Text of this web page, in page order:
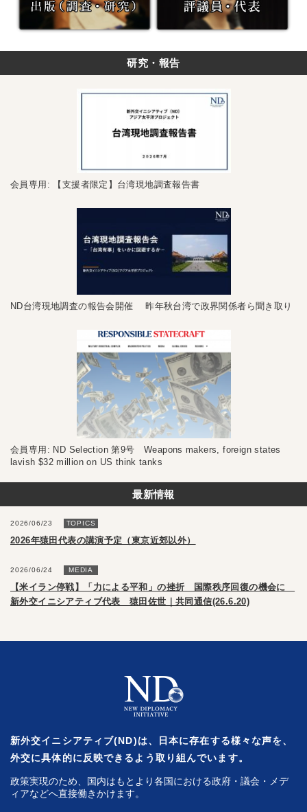
研究・報告
会員専用: 【支援者限定】台湾現地調査報告書
ND台湾現地調査の報告会開催 昨年秋台湾で政界関係者ら聞き取り
会員専用: ND Selection 第9号 Weapons makers, foreign states
lavish $32 million on US think tanks
最新情報
2026/06/23 TOPICS
2026年猿田代表の講演予定（東京近郊以外）
2026/06/24 MEDIA
【米イラン停戦】「力による平和」の挫折 国際秩序回復の機会に
新外交イニシアティブ代表 猿田佐世｜共同通信(26.6.20)
新外交イニシアティブ(ND)は、日本に存在する様々な声を、
外交に具体的に反映できるよう取り組んでいます。
政策実現のため、国内はもとより各国における政府・議会・メデ
ィアなどへ直接働きかけます。